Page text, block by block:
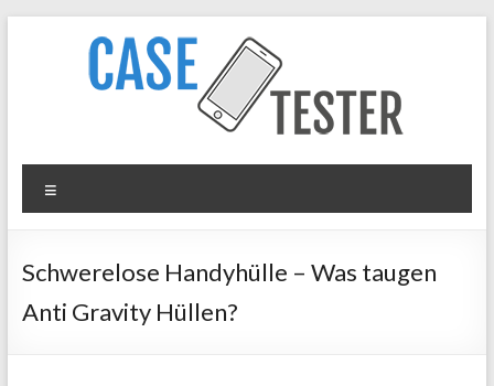
Case
Tester
Hüllen
&
Schwerelose Handyhülle – Was taugen
Anti Gravity Hüllen?